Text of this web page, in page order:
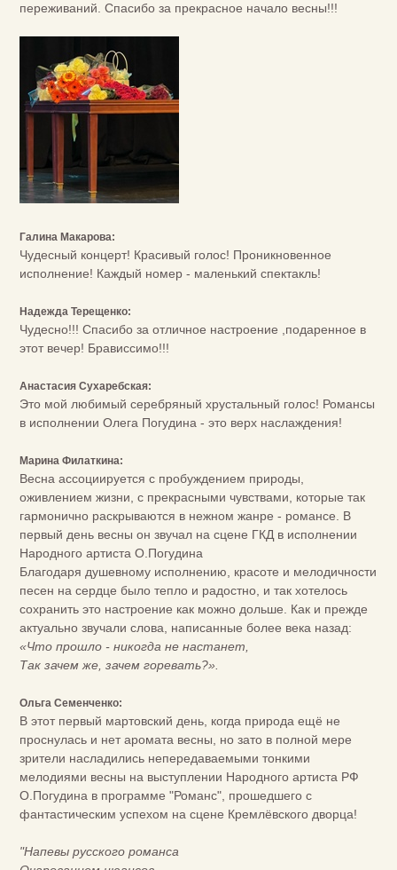
переживаний. Спасибо за прекрасное начало весны!!!
Галина Макарова:
Чудесный концерт! Красивый голос! Проникновенное
исполнение! Каждый номер - маленький спектакль!
Надежда Терещенко:
Чудесно!!! Спасибо за отличное настроение ,подаренное в
этот вечер! Брависсимо!!!
Анастасия Сухаребская:
Это мой любимый серебряный хрустальный голос! Романсы
в исполнении Олега Погудина - это верх наслаждения!
Марина Филаткина:
Весна ассоциируется с пробуждением природы,
оживлением жизни, с прекрасными чувствами, которые так
гармонично раскрываются в нежном жанре - романсе. В
первый день весны он звучал на сцене ГКД в исполнении
Народного артиста О.Погудина
Благодаря душевному исполнению, красоте и мелодичности
песен на сердце было тепло и радостно, и так хотелось
сохранить это настроение как можно дольше. Как и прежде
актуально звучали слова, написанные более века назад:
«Что прошло - никогда не настанет,
Так зачем же, зачем горевать?».
Ольга Семенченко:
В этот первый мартовский день, когда природа ещё не
проснулась и нет аромата весны, но зато в полной мере
зрители насладились непередаваемыми тонкими
мелодиями весны на выступлении Народного артиста РФ
О.Погудина в программе "Романс", прошедшего с
фантастическим успехом на сцене Кремлёвского дворца!
"Напевы русского романса